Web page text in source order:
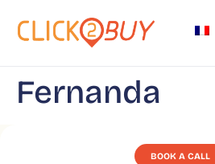
Fernanda
BOOK A CALL